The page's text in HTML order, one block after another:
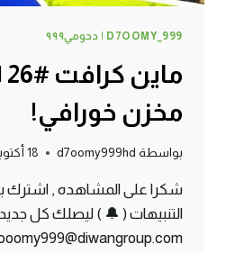
D7OOMY_999 | دحومي٩٩٩
مخزن خورافي!
بواسطة d7oomy999hd 18 أكتوبر، 2019
شكرا على المشاهده , اشترك
التنبيهات ( 🔔 ) ليصلك كل